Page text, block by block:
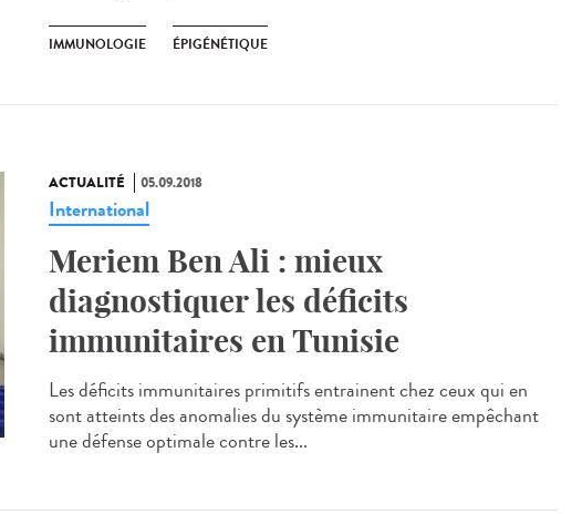
IMMUNOLOGIE ÉPIGÉNÉTIQUE
ACTUALITÉ 05.09.2018
International
Meriem Ben Ali : mieux
diagnostiquer les déficits
immunitaires en Tunisie
Les déficits immunitaires primitifs entrainent chez ceux qui en
sont atteints des anomalies du système immunitaire empêchant
une défense optimale contre les...